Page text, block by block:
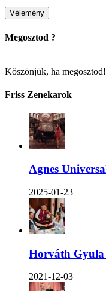
Megosztod ?
Köszönjük, ha megosztod!
Friss Zenekarok
Agnes
2025-01-23
Horváth Gyula
2021-12-03